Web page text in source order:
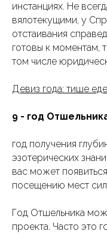
инстанциях. Не
вялотекущими, у
отстаивания
готовы к моментам,
том числе
Девиз года: тише
9 - год
год получения
эзотерических
вас может
посещению мест
Год Отшельника
проекта. Часто это